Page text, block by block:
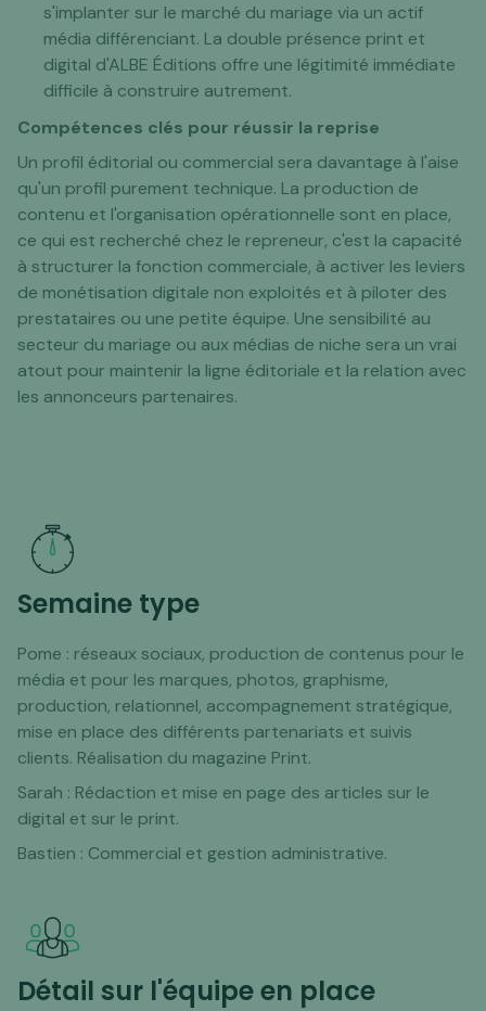
s'implanter sur le marché du mariage via un actif
média différenciant. La double présence print et
digital d'ALBE Éditions offre une légitimité immédiate
difficile à construire autrement.
Compétences clés pour réussir la reprise
Un profil éditorial ou commercial sera davantage à l'aise
qu'un profil purement technique. La production de
contenu et l'organisation opérationnelle sont en place,
ce qui est recherché chez le repreneur, c'est la capacité
à structurer la fonction commerciale, à activer les leviers
de monétisation digitale non exploités et à piloter des
prestataires ou une petite équipe. Une sensibilité au
secteur du mariage ou aux médias de niche sera un vrai
atout pour maintenir la ligne éditoriale et la relation avec
les annonceurs partenaires.
Semaine type
Pome : réseaux sociaux, production de contenus pour le
média et pour les marques, photos, graphisme,
production, relationnel, accompagnement stratégique,
mise en place des différents partenariats et suivis
clients. Réalisation du magazine Print.
Sarah : Rédaction et mise en page des articles sur le
digital et sur le print.
Bastien : Commercial et gestion administrative.
Détail sur l'équipe en place